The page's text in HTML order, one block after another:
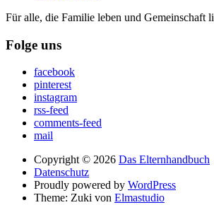
Für alle, die Familie leben und Gemeinschaft
Folge uns
facebook
pinterest
instagram
rss-feed
comments-feed
mail
Copyright © 2026 Das Elternhandbuch
Datenschutz
Proudly powered by WordPress
Theme: Zuki von Elmastudio